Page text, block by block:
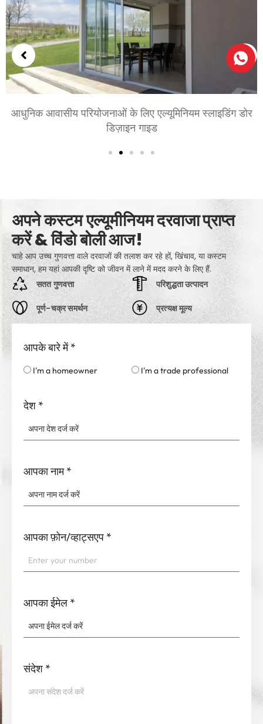
शयनकक्षों और बैठक कक्षों के लिए एल्युमीनियम के दरवाजे चुनना:
आराम, शैली, और गोपनीयता
अपने कस्टम एल्यूमीनियम दरवाजा प्राप्त
करें & विंडो बोली आज!
चाहे आप उच्च गुणवत्ता वाले दरवाजों की तलाश कर रहे हों, खिंचाव, या कस्टम
समाधान, हम यहां आपकी दृष्टि को जीवन में लाने में मदद करने के लिए हैं.
सतत गुणवत्ता
पूर्ण-चक्र समर्थन
परिशुद्धता उत्पादन
प्रत्यक्ष मूल्य
आपके बारे में *
I'm a homeowner I'm a trade professional
देश *
आपका नाम *
आपका फ़ोन/व्हाट्सएप *
आपका ईमेल *
संदेश *